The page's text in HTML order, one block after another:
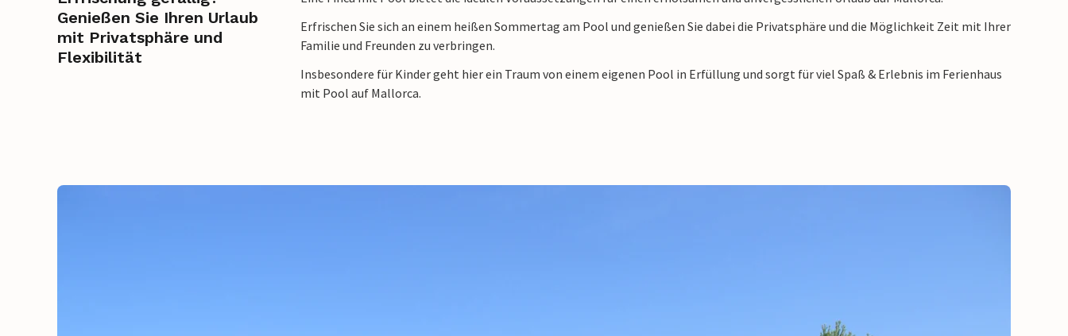
Genießen Sie Ihren Urlaub
mit Privatsphäre und
Flexibilität
Erfrischen Sie sich an einem heißen Sommertag am Pool und genießen Sie dabei die Privatsphäre und die Möglichkeit Zeit mit Ihrer
Familie und Freunden zu verbringen.
Insbesondere für Kinder geht hier ein Traum von einem eigenen Pool in Erfüllung und sorgt für viel Spaß & Erlebnis im Ferienhaus
mit Pool auf Mallorca.